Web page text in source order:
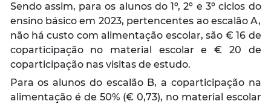
Sendo assim, para os alunos do 1º, 2º e 3º ciclos do
ensino básico em 2023, pertencentes ao escalão A,
não há custo com alimentação escolar, são € 16 de
coparticipação no material escolar e € 20 de
coparticipação nas visitas de estudo.
Para os alunos do escalão B, a coparticipação na
alimentação é de 50% (€ 0,73), no material escolar